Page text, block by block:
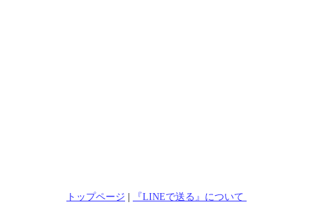
トップページ | 『LINEで送る』について